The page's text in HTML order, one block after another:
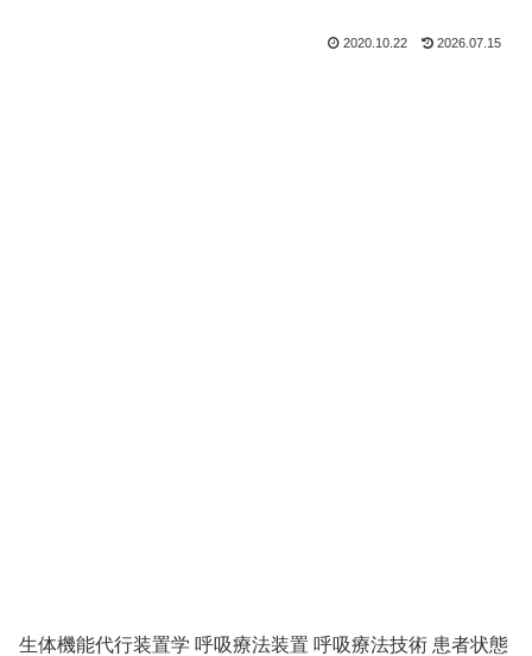
2020.10.22 2026.07.15
生体機能代行装置学 呼吸療法装置 呼吸療法技術 患者状態